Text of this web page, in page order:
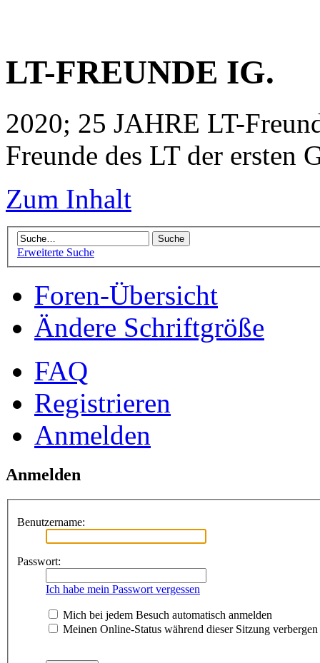
LT-FREUNDE IG.
2020; 25 JAHRE LT-
Freunde des LT der ersten
Zum Inhalt
Erweiterte Suche
Foren-Übersicht
Ändere Schriftgröße
FAQ
Registrieren
Anmelden
Anmelden
Benutzername:
Passwort:
Ich habe mein Passwort vergessen
Mich bei jedem Besuch automatisch anmelden
Meinen Online-Status während dieser Sitzung verbergen